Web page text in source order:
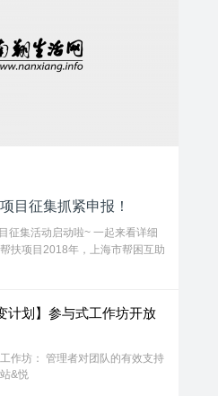
目征集抓紧申报！
征集活动启动啦~ 一起来看详细
扶项目2018年，上海市帮困互助
计划】参与式工作坊开放
作坊： 管理者对团队的有效支持
&悦